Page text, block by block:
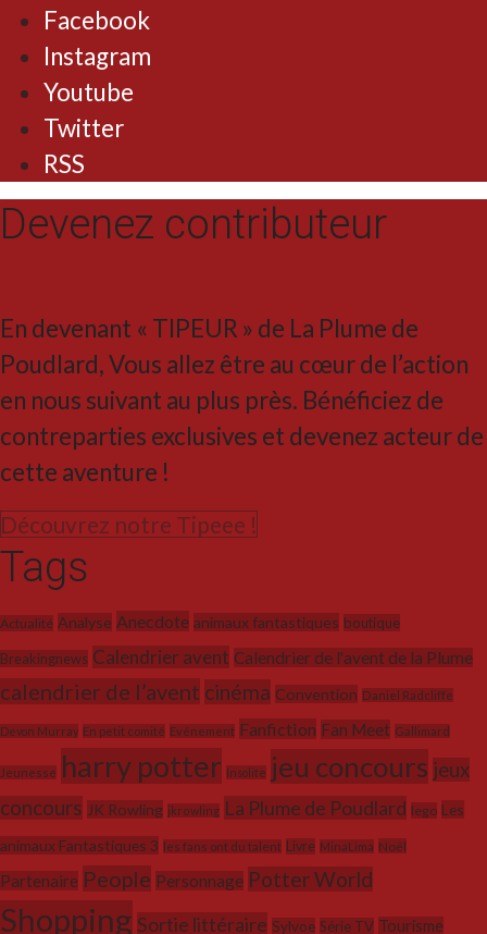
Facebook
Instagram
Youtube
Twitter
RSS
Devenez contributeur
En devenant « TIPEUR » de La Plume de
Poudlard, Vous allez être au cœur de l’action
en nous suivant au plus près. Bénéficiez de
contreparties exclusives et devenez acteur de
cette aventure !
Découvrez notre Tipeee !
Tags
Actualité Analyse Anecdote animaux fantastiques boutique
Breakingnews Calendrier avent Calendrier de l'avent de la Plume
calendrier de l’avent cinéma Convention Daniel Radcliffe
Devon Murray En petit comité Evénement Fanfiction Fan Meet Gallimard
Jeunesse harry potter Insolite jeu concours jeux
concours JK Rowling jkrowling La Plume de Poudlard lego Les
animaux Fantastiques 3 les fans ont du talent Livre MinaLima Noël
Partenaire People Personnage Potter World
Shopping Sortie littéraire Sylvoe Série TV Tourisme